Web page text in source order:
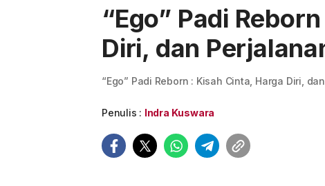
“Ego” Padi
Diri, dan
“Ego” Padi Reborn : Kisah Cinta, Harga Diri,
Penulis : Indra Kuswara